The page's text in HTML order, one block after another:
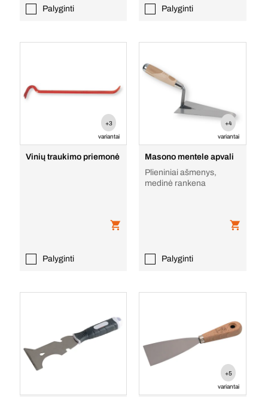
Palyginti Palyginti
+3
variantai
Vinių traukimo priemonė
Palyginti
+4
variantai
Masono mentele apvali
Plieniniai ašmenys,
medinė rankena
Palyginti
+5
variantai